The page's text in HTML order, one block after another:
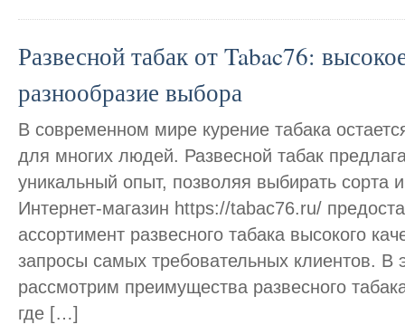
Развесной табак от Tabac76:
разнообразие выбора
В современном мире курение табака
для многих людей. Развесной табак
уникальный опыт, позволяя выбирать сорта
Интернет-магазин https://tabac76.ru/
ассортимент развесного табака высокого
запросы самых требовательных клиентов. В
рассмотрим преимущества развесного
где […]